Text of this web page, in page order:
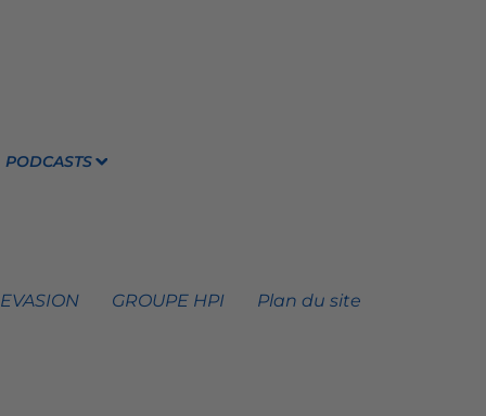
PODCASTS
GROUPE HPI Plan du site